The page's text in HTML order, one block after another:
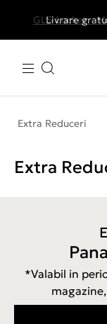
Livrare
GLS Locker -
Extra Reduceri
Extra
*Valabil in